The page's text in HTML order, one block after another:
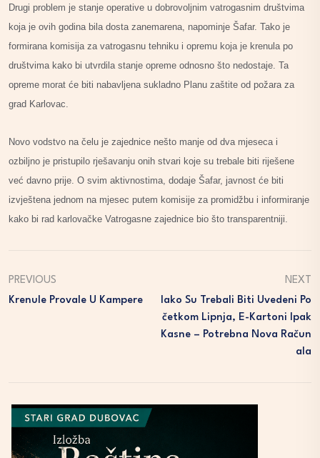
Drugi problem je stanje operative u dobrovoljnim vatrogasnim društvima
koja je ovih godina bila dosta zanemarena, napominje Šafar. Tako je
formirana komisija za vatrogasnu tehniku i opremu koja je krenula po
društvima kako bi utvrdila stanje opreme odnosno što nedostaje. Ta
opreme morat će biti nabavljena sukladno Planu zaštite od požara za
grad Karlovac.
Novo vodstvo na čelu je zajednice nešto manje od dva mjeseca i
ozbiljno je pristupilo rješavanju onih stvari koje su trebale biti riješene
već davno prije. O svim aktivnostima, dodaje Šafar, javnost će biti
izvještena jednom na mjesec putem komisije za promidžbu i informiranje
kako bi rad karlovačke Vatrogasne zajednice bio što transparentniji.
PREVIOUS
Krenule Provale U Kampere
NEXT
Iako Su Trebali Biti Uvedeni Po
Četkom Lipnja, E-Kartoni Ipak
Kasne – Potrebna Nova Račun
Ala